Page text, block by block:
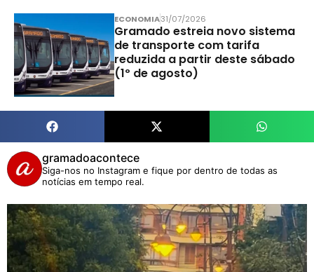
ECONOMIA31/07/2026
Gramado estreia novo sistema
de transporte com tarifa
reduzida a partir deste sábado
(1º de agosto)
gramadoacontece
Siga-nos no Instagram e fique por dentro de todas as
notícias em tempo real.